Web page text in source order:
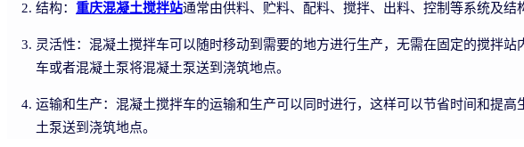
结构： 重庆混凝土搅拌站通常由供料、贮料、配料、搅拌、出料、控制等系统及结
灵活性：混凝土搅拌车可以随时移动到需要的地方进行生产，无需在固定的搅拌
车或者混凝土泵将混凝土泵送到浇筑地点。
运输和生产：混凝土搅拌车的运输和生产可以同时进行，这样可以节省时间和提
土泵送到浇筑地点。